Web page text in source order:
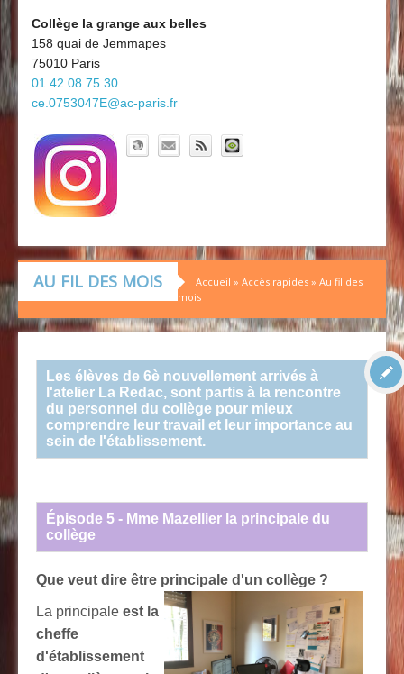
Board'Gab
Clubs maths
Découvrir le collège
Collège la grange aux belles
158 quai de Jemmapes
75010 Paris
01.42.08.75.30
ce.0753047E@ac-paris.fr
AU FIL DES MOIS Accueil » Accès rapides » Au fil des
mois
Les élèves de 6è nouvellement arrivés à
l'atelier La Redac, sont partis à la rencontre
du personnel du collège pour mieux
comprendre leur travail et leur importance au
sein de l'établissement.
Épisode 5 - Mme Mazellier la principale du
collège
Que veut dire être principale d'un collège ?
La principale est la
cheffe
d'établissement